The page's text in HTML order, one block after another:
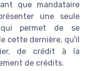
que mandataire
une seule
permet de se
cette dernière, qu'il
de crédit à la
de crédits.